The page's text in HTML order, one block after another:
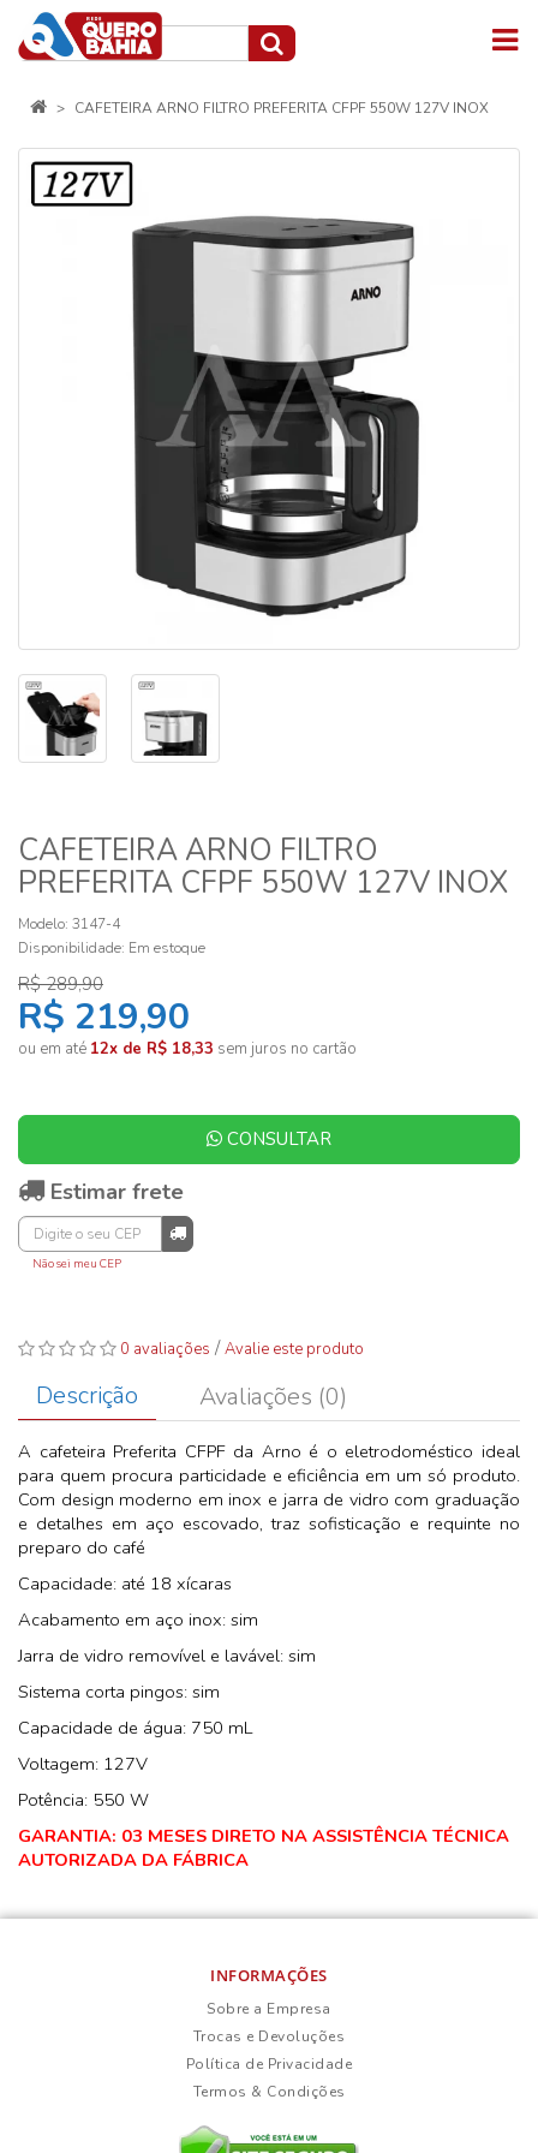
CAFETEIRA ARNO FILTRO PREFERITA CFPF 550W 127V INOX
CAFETEIRA ARNO FILTRO
PREFERITA CFPF 550W 127V INOX
Modelo: 3147-4
Disponibilidade: Em estoque
R$ 289,90
R$ 219,90
ou em até 12x de R$ 18,33 sem juros no cartão
CONSULTAR
Estimar frete
Não sei meu CEP
0 avaliações /Avalie este produto
Descrição Avaliações (0)
A cafeteira Preferita CFPF da Arno é o eletrodoméstico ideal
para quem procura particidade e eficiência em um só produto.
Com design moderno em inox e jarra de vidro com graduação
e detalhes em aço escovado, traz sofisticação e requinte no
preparo do café
Capacidade: até 18 xícaras
Acabamento em aço inox: sim
Jarra de vidro removível e lavável: sim
Sistema corta pingos: sim
Capacidade de água: 750 mL
Voltagem: 127V
Potência: 550 W
GARANTIA: 03 MESES DIRETO NA ASSISTÊNCIA TÉCNICA
AUTORIZADA DA FÁBRICA
INFORMAÇÕES
Sobre a Empresa
Trocas e Devoluções
Política de Privacidade
Termos & Condições